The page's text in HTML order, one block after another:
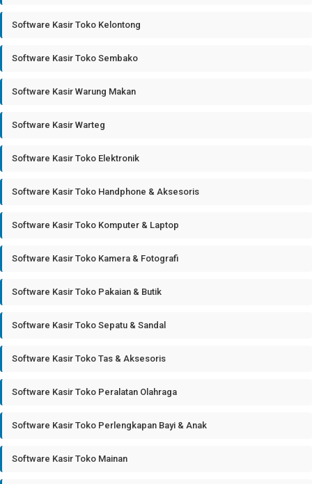
Software Kasir Toko Kelontong
Software Kasir Toko Sembako
Software Kasir Warung Makan
Software Kasir Warteg
Software Kasir Toko Elektronik
Software Kasir Toko Handphone & Aksesoris
Software Kasir Toko Komputer & Laptop
Software Kasir Toko Kamera & Fotografi
Software Kasir Toko Pakaian & Butik
Software Kasir Toko Sepatu & Sandal
Software Kasir Toko Tas & Aksesoris
Software Kasir Toko Peralatan Olahraga
Software Kasir Toko Perlengkapan Bayi & Anak
Software Kasir Toko Mainan